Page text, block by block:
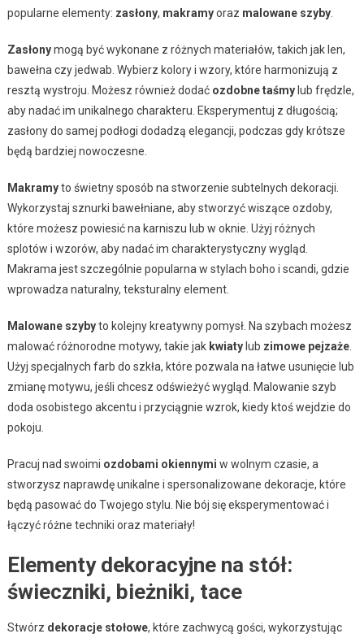
popularne elementy: zasłony, makramyoraz malowane szyby.
Zasłonymogą być wykonane z różnych materiałów, takich jak len,
bawełna czy jedwab. Wybierz kolory i wzory, które harmonizują z
resztą wystroju. Możesz również dodać ozdobne taśmylub frędzle,
aby nadać im unikalnego charakteru. Eksperymentuj z długością;
zasłony do samej podłogi dodadzą elegancji, podczas gdy krótsze
będą bardziej nowoczesne.
Makramyto świetny sposób na stworzenie subtelnych dekoracji.
Wykorzystaj sznurki bawełniane, aby stworzyć wiszące ozdoby,
które możesz powiesić na karniszu lub w oknie. Użyj różnych
splotów i wzorów, aby nadać im charakterystyczny wygląd.
Makrama jest szczególnie popularna w stylach boho i scandi, gdzie
wprowadza naturalny, teksturalny element.
Malowane szybyto kolejny kreatywny pomysł. Na szybach możesz
malować różnorodne motywy, takie jak kwiatylub zimowe pejzaże.
Użyj specjalnych farb do szkła, które pozwala na łatwe usunięcie lub
zmianę motywu, jeśli chcesz odświeżyć wygląd. Malowanie szyb
doda osobistego akcentu i przyciągnie wzrok, kiedy ktoś wejdzie do
pokoju.
Pracuj nad swoimi ozdobami okiennymi w wolnym czasie, a
stworzysz naprawdę unikalne i spersonalizowane dekoracje, które
będą pasować do Twojego stylu. Nie bój się eksperymentować i
łączyć różne techniki oraz materiały!
Elementy dekoracyjne na stół:
świeczniki, bieżniki, tace
Stwórz dekoracje stołowe, które zachwycą gości, wykorzystując